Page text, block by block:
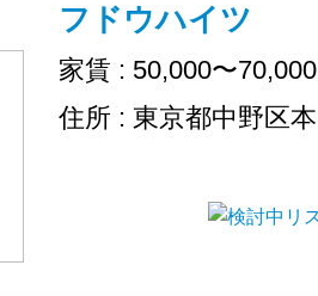
フドウハイツ
家賃 : 50,000〜
住所 : 東京都中野区